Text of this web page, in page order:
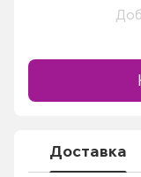
Доставка